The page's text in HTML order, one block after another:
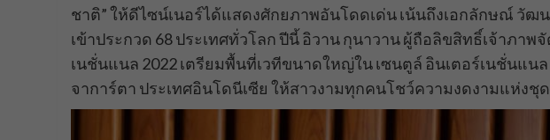
ชาติ” ให้ดีไซน์เนอร์ได้แสดงศักยภาพอันโดดเด่น เน้นถึงเอกลักษณ์ วั
เข้าประกวด 68 ประเทศทั่วโลก ปีนี้ อิวาน กุนาวาน ผู้ถือลิขสิทธิ์เจ้าภา
เนชั่นแนล 2022 เตรียมพื้นที่เวทีขนาดใหญ่ใน เซนตูล์ อินเตอร์เนชั่นแน
จาการ์ตา ประเทศอินโดนีเซีย ให้สาวงามทุกคนโชว์ความงดงามแห่งชุ